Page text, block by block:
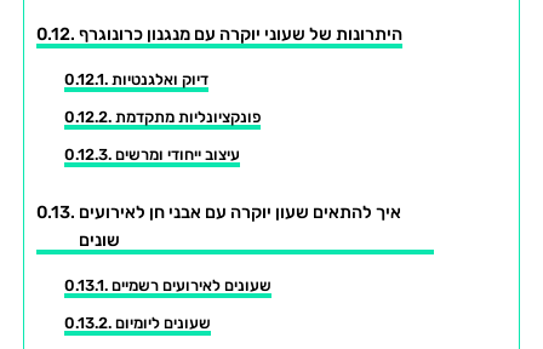
היתרונות של שעוני יוקרה עם מנגנון כרונוגרף
דיוק ואלגנטיות
פונקציונליות מתקדמת
עיצוב ייחודי ומרשים
איך להתאים שעון יוקרה עם אבני חן לאירועים
שונים
שעונים לאירועים רשמיים
שעונים ליומיום